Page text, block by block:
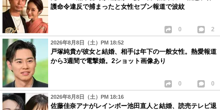
護命令違反で捕まったと女性セブン報道で波紋
0 2
2026年8月8日（土）PM 18:52
戸塚純貴が彼女と結婚、相手は年下の一般女性。熱愛報道
から3週間で電撃婚。2ショット画像あり
0 0
2026年8月8日（土）PM 18:16
佐藤佳奈アナがレインボー池田直人と結婚、読売テレビ退